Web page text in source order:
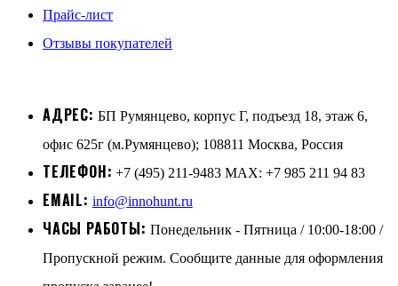
Прайс-лист
Отзывы покупателей
АДРЕС: БП Румянцево, корпус Г, подъезд 18, этаж 6,
офис 625г (м.Румянцево); 108811 Москва, Россия
ТЕЛЕФОН: +7 (495) 211-9483 MAX: +7 985 211 94 83
EMAIL: info@innohunt.ru
ЧАСЫ РАБОТЫ: Понедельник - Пятница / 10:00-18:00 /
Пропускной режим. Сообщите данные для оформления